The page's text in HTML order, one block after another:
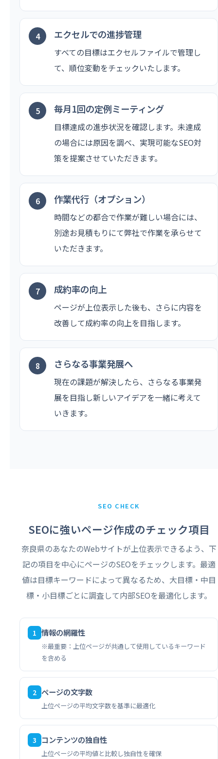
エクセルでの進捗管理
すべての目標はエクセルファイルで管理し
て、順位変動をチェックいたします。
毎月1回の定例ミーティング
目標達成の進歩状況を確認します。未達成
の場合には原因を調べ、実現可能なSEO対
策を提案させていただきます。
作業代行（オプション）
時間などの都合で作業が難しい場合には、
別途お見積もりにて弊社で作業を承らせて
いただきます。
成約率の向上
ページが上位表示した後も、さらに内容を
改善して成約率の向上を目指します。
さらなる事業発展へ
現在の課題が解決したら、さらなる事業発
展を目指し新しいアイデアを一緒に考えて
いきます。
SEO CHECK
SEOに強いページ作成のチェック項目
奈良県のあなたのWebサイトが上位表示できるよう、下
記の項目を中心にページのSEOをチェックします。最適
値は目標キーワードによって異なるため、大目標・中目
標・小目標ごとに調査して内部SEOを最適化します。
1 情報の網羅性
※最重要：上位ページが共通して使用しているキーワード
を含める
2 ページの文字数
上位ページの平均文字数を基準に最適化
3 コンテンツの独自性
上位ページの平均値と比較し独自性を確保